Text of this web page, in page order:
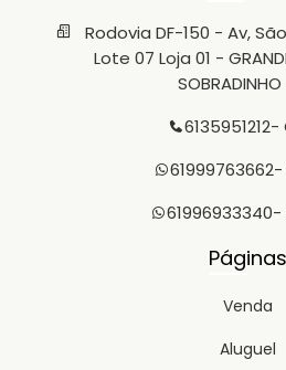
Rodovia DF-150 - Av,
Lote 07 Loja 01 -
6135951212-
61999763662-
61996933340-
Páginas
Venda
Aluguel